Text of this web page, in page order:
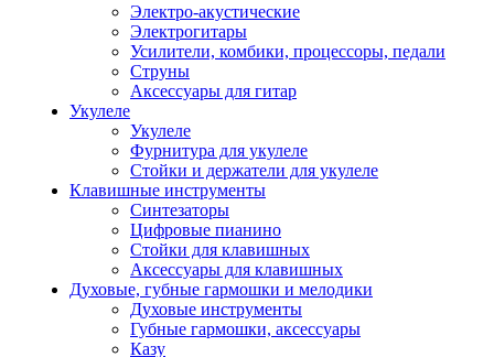
Электро-акустические
Электрогитары
Усилители, комбики, процессоры, педали
Струны
Аксессуары для гитар
Укулеле
Укулеле
Фурнитура для укулеле
Стойки и держатели для укулеле
Клавишные инструменты
Синтезаторы
Цифровые пианино
Стойки для клавишных
Аксессуары для клавишных
Духовые, губные гармошки и мелодики
Духовые инструменты
Губные гармошки, аксессуары
Казу